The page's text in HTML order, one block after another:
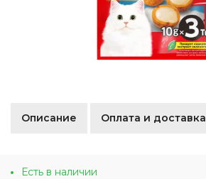
Описание Оплата и доставка
Есть в наличии